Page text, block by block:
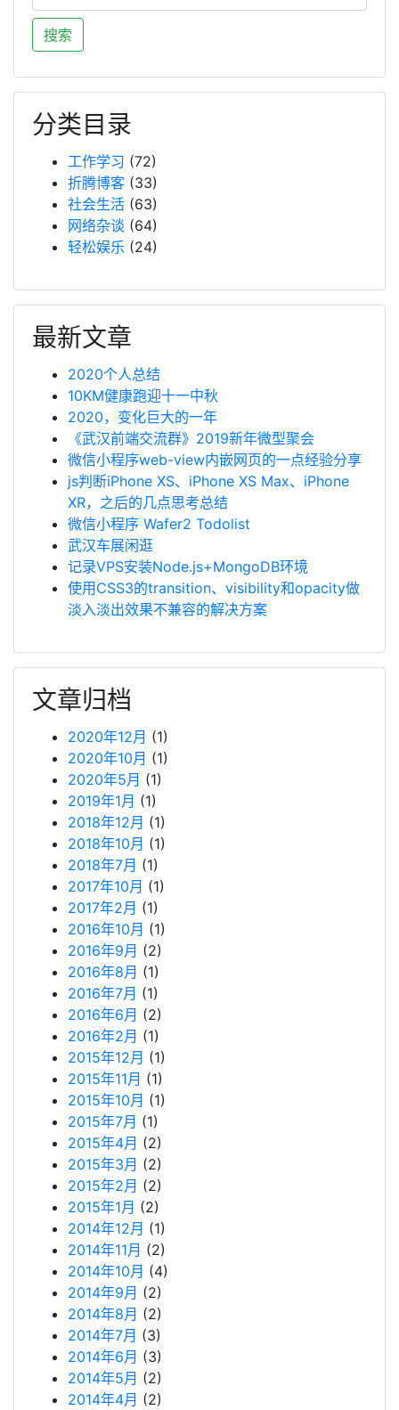
分类目录
工作学习 (72)
折腾博客 (33)
社会生活 (63)
网络杂谈 (64)
轻松娱乐 (24)
最新文章
2020个人总结
10KM健康跑迎十一中秋
2020，变化巨大的一年
《武汉前端交流群》2019新年微型聚会
微信小程序web-view内嵌网页的一点经验分享
js判断iPhone XS、iPhone XS Max、iPhone
XR，之后的几点思考总结
微信小程序 Wafer2 Todolist
武汉车展闲逛
记录VPS安装Node.js+MongoDB环境
使用CSS3的transition、visibility和opacity做
淡入淡出效果不兼容的解决方案
文章归档
2020年12月 (1)
2020年10月 (1)
2020年5月 (1)
2019年1月 (1)
2018年12月 (1)
2018年10月 (1)
2018年7月 (1)
2017年10月 (1)
2017年2月 (1)
2016年10月 (1)
2016年9月 (2)
2016年8月 (1)
2016年7月 (1)
2016年6月 (2)
2016年2月 (1)
2015年12月 (1)
2015年11月 (1)
2015年10月 (1)
2015年7月 (1)
2015年4月 (2)
2015年3月 (2)
2015年2月 (2)
2015年1月 (2)
2014年12月 (1)
2014年11月 (2)
2014年10月 (4)
2014年9月 (2)
2014年8月 (2)
2014年7月 (3)
2014年6月 (3)
2014年5月 (2)
2014年4月 (2)